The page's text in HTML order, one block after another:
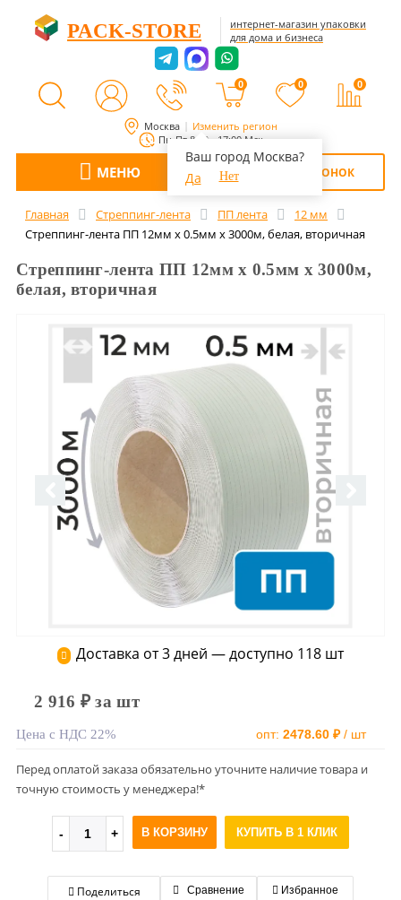
Москва Изменить регион
Ваш город Москва?
Да
Нет
Пн-Пт 8:00 - 17:00 Мск
PACK-STORE
интернет-магазин упаковки
для дома и бизнеса
0 0 0
МЕНЮ ОБРАТНЫЙ ЗВОНОК
Главная Стреппинг-лента ПП лента
12 мм
Стреппинг-лента ПП 12мм х 0.5мм х 3000м, белая, вторичная
Стреппинг-лента ПП 12мм х 0.5мм х 3000м,
белая, вторичная
Доставка от 3 дней — доступно 118 шт
2 916 ₽ за шт
Цена с НДС 22% опт: 2478.60 ₽/ шт
Перед оплатой заказа обязательно уточните наличие товара и
точную стоимость у менеджера!*
В КОРЗИНУ КУПИТЬ В 1 КЛИК
Поделиться Сравнение Избранное